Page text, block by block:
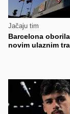
Jačaju tim
Barcelona
novim ulaznim